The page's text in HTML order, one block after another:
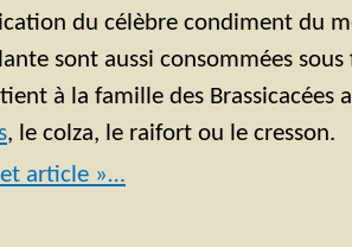
du célèbre condiment du
sont aussi consommées sous
à la famille des Brassicacées
, le colza, le raifort ou le cresson.
article »…